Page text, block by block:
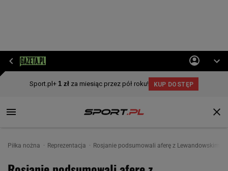
Piłka nożna Reprezentacja Rosjanie podsumowali aferę z Lewandowskim i